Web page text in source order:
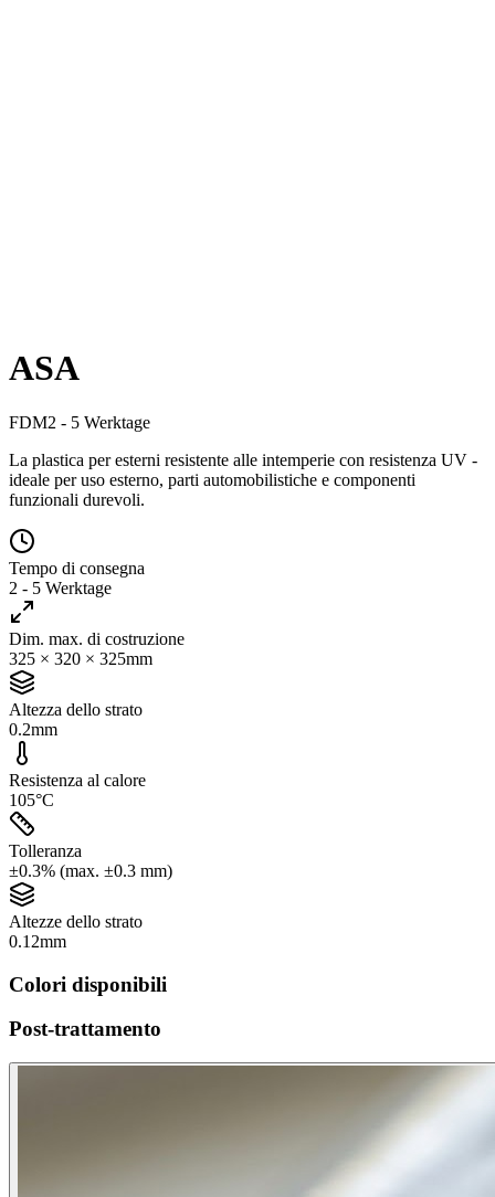
ASA
FDM2 - 5 Werktage
La plastica per esterni resistente alle intemperie con resistenza UV -
ideale per uso esterno, parti automobilistiche e componenti
funzionali durevoli.
Tempo di consegna
2 - 5 Werktage
Dim. max. di costruzione
325 × 320 × 325mm
Altezza dello strato
0.2mm
Resistenza al calore
105°C
Tolleranza
±0.3% (max. ±0.3 mm)
Altezze dello strato
0.12mm
Colori disponibili
Post-trattamento